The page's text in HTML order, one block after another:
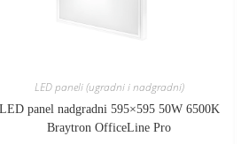
LED paneli (ugradni i nadgradni)
panel nadgradni 595×595 50W 6500K
Braytron OfficeLine Pro